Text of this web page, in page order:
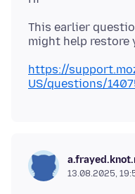
This earlier
https://
US/questions/
13.08.2025,